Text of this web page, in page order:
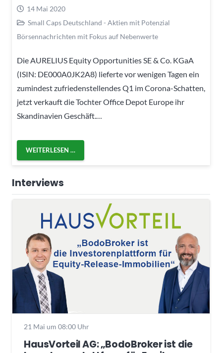
14 Mai 2020
Small Caps Deutschland - Aktien mit Potenzial
Börsennachrichten mit Fokus auf Nebenwerte
Die AURELIUS Equity Opportunities SE & Co. KGaA
(ISIN: DE000A0JK2A8) lieferte vor wenigen Tagen ein
zumindest zufriedenstellendes Q1 im Corona-Schatten,
jetzt verkauft die Tochter Office Depot Europe ihr
Skandinavien Geschäft.…
WEITERLESEN …
Interviews
21 Mai um 08:00 Uhr
HausVorteil AG: „BodoBroker ist die